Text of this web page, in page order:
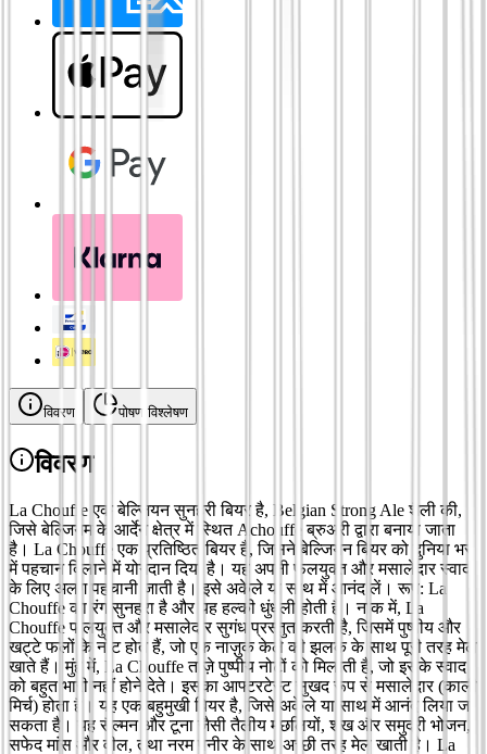
विवरण पोषण विश्लेषण
विवरण
La Chouffe एक बेल्जियन सुनहरी बियर है, Belgian Strong Ale शैली की,
जिसे बेल्जियम के आर्देन क्षेत्र में स्थित Achouffe ब्रुअरी द्वारा बनाया जाता
है। La Chouffe एक प्रतिष्ठित बियर है, जिसने बेल्जियन बियर को दुनिया भर
में पहचान दिलाने में योगदान दिया है। यह अपनी फलयुक्त और मसालेदार स्वाद
के लिए अलग पहचानी जाती है। इसे अकेले या साथ में आनंद लें। रूप: La
Chouffe का रंग सुनहरा है और यह हल्की धुंधली होती है। नाक में, La
Chouffe फलयुक्त और मसालेदार सुगंध प्रस्तुत करती है, जिसमें पुष्पीय और
खट्टे फलों के नोट होते हैं, जो एक नाज़ुक केले की झलक के साथ पूरी तरह मेल
खाते हैं। मुंह में, La Chouffe ताज़े पुष्पीय नोटों को मिलाती है, जो इसके स्वाद
को बहुत भारी नहीं होने देते। इसका आफ्टरटेस्ट सुखद रूप से मसालेदार (काली
मिर्च) होता है। यह एक बहुमुखी बियर है, जिसे अकेले या साथ में आनंद लिया जा
सकता है। यह सैल्मन और टूना जैसी तैलीय मछलियों, शंख और समुद्री भोजन,
सफेद मांस और वील, तथा नरम पनीर के साथ अच्छी तरह मेल खाती है। La